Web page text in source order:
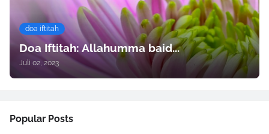
doa iftitah
Doa Iftitah: Allahumma baid...
Juli 02, 2023
Popular Posts